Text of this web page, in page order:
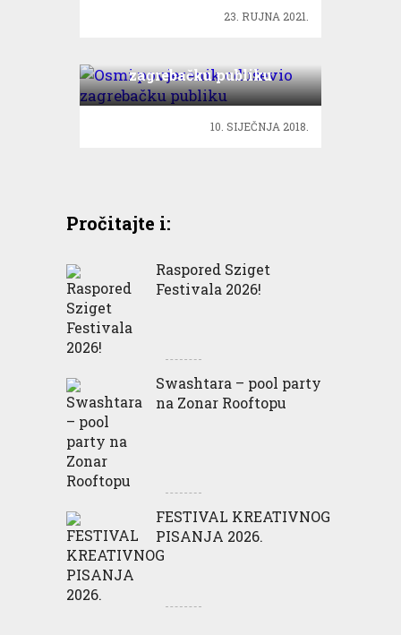
23. RUJNA 2021.
zagrebačku publiku
10. SIJEČNJA 2018.
Pročitajte i:
Raspored Sziget
Festivala 2026!
Swashtara – pool party
na Zonar Rooftopu
FESTIVAL KREATIVNOG
PISANJA 2026.